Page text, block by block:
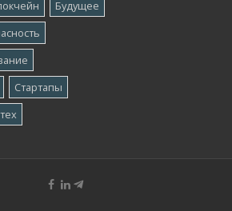
Будущее
Стартапы